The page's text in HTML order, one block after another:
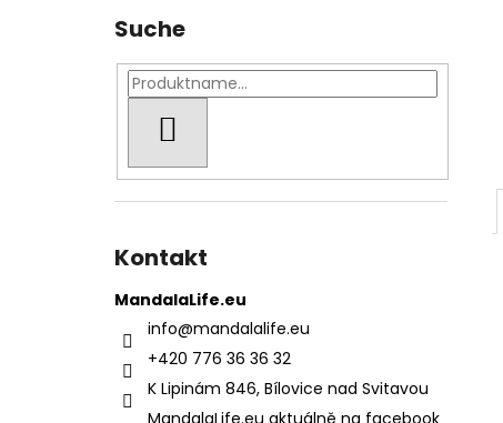
Suche
Kontakt
MandalaLife.eu
info@mandalalife.eu
+420 776 36 36 32
K Lipinám 846, Bílovice nad Svitavou